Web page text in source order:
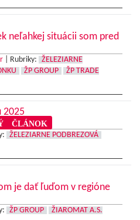
neľahkej situácii som pred
Rubriky:
ŽELEZIARNE
ŽP GROUP
ŽP TRADE
2025
ČLÁNOK
ŽELEZIARNE PODBREZOVÁ
je dať ľuďom v regióne
ŽP GROUP
ŽIAROMAT A.S.